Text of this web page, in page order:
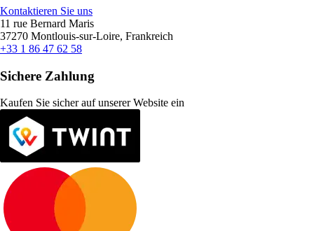
Kontaktieren Sie uns
11 rue Bernard Maris
37270 Montlouis-sur-Loire, Frankreich
+33 1 86 47 62 58
Sichere Zahlung
Kaufen Sie sicher auf unserer Website ein